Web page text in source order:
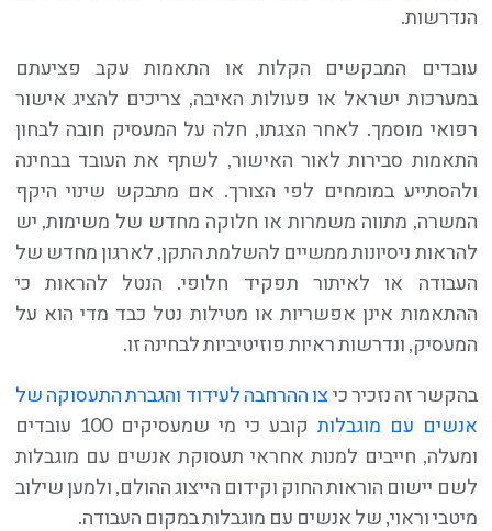
הנדרשות.
עובדים המבקשים הקלות או התאמות עקב פציעתם
במערכות ישראל או פעולות האיבה, צריכים להציג אישור
רפואי מוסמך. לאחר הצגתו, חלה על המעסיק חובה לבחון
התאמות סבירות לאור האישור, לשתף את העובד בבחינה
ולהסתייע במומחים לפי הצורך. אם מתבקש שינוי היקף
המשרה, מתווה משמרות או חלוקה מחדש של משימות, יש
להראות ניסיונות ממשיים להשלמת התקן, לארגון מחדש של
העבודה או לאיתור תפקיד חלופי. הנטל להראות כי
ההתאמות אינן אפשריות או מטילות נטל כבד מדי הוא על
המעסיק, ונדרשות ראיות פוזיטיביות לבחינה זו.
בהקשר זה נזכיר כיצו ההרחבה לעידוד והגברת התעסוקה של
אנשים עם מוגבלות
קובע כי מי שמעסיקים 100 עובדים
ומעלה, חייבים למנות אחראי תעסוקת אנשים עם מוגבלות
לשם יישום הוראות החוק וקידום הייצוג ההולם, ולמען שילוב
מיטבי וראוי, של אנשים עם מוגבלות במקום העבודה.